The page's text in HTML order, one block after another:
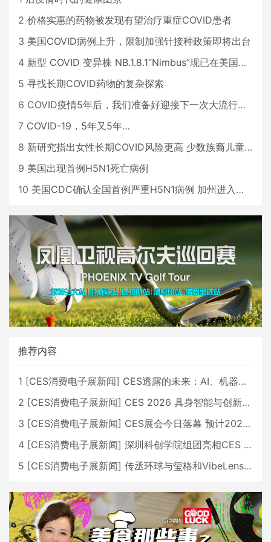
2 价格实惠的药物被发现有望治疗重症COVID患者
3 美国COVID病例上升，限制加强针接种政策即将出台
4 新型 COVID 变异株 NB.1.8.1“Nimbus”现已在美国占据主导地位
5 寻找长期COVID药物的复杂探索
6 COVID疫情5年后，我们准备好迎接下一次大流行了吗？
7 COVID-19，5年又5年…
8 新研究指出女性长期COVID风险更高 少数族裔儿童存在差异
9 美国出现首例H5N1死亡病例
10 美国CDC确认全国首例严重H5N1病例 加州进入紧急状态
推荐内容
1 [CES消费电子展新闻] CES透露的未来：AI、机器人与智能生活大爆发
2 [CES消费电子展新闻] CES 2026 具身智能与创新领域 中国公司大放异彩
3 [CES消费电子展新闻] CES展会今日落幕 预计2026行业收入将超五千亿美元
4 [CES消费电子展新闻] 深圳科创学院组团亮相CES 广受好评
5 [CES消费电子展新闻] 传丞环球与玺格和VibeLens共同推出全新耳机